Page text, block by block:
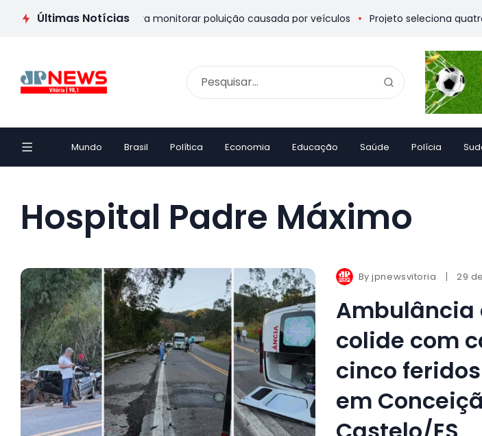
Últimas Notícias
Santo terá sistema para monitorar poluição causada por veículos Projeto seleciona quatro
Mundo Brasil Política Economia Educação Saúde Polícia
Hospital Padre Máximo
Byjpnewsvitoria 29
Ambulância
colide com
cinco
em